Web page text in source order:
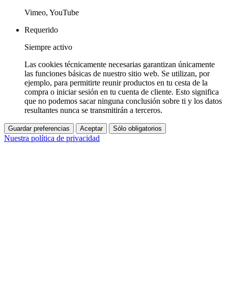
Vimeo, YouTube
Requerido
Siempre activo
Las cookies técnicamente necesarias garantizan únicamente
las funciones básicas de nuestro sitio web. Se utilizan, por
ejemplo, para permitirte reunir productos en tu cesta de la
compra o iniciar sesión en tu cuenta de cliente. Esto significa
que no podemos sacar ninguna conclusión sobre ti y los datos
resultantes nunca se transmitirán a terceros.
Guardar preferencias Aceptar Sólo obligatorios
Nuestra política de privacidad